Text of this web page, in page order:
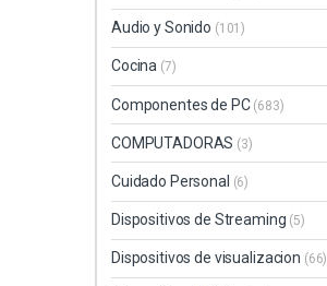
Audio y Sonido (101)
Cocina (7)
Componentes de PC (683)
COMPUTADORAS (3)
Cuidado Personal (6)
Dispositivos de Streaming (5)
Dispositivos de visualizacion (66)